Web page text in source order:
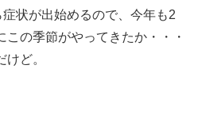
状が出始めるので、今年も2
この季節がやってきたか・・・
ど。